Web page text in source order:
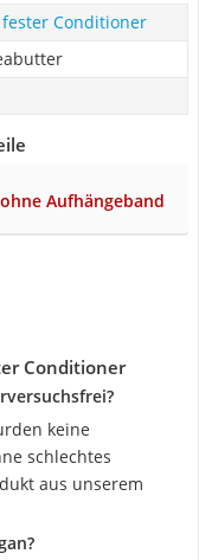
Conditioner
ohne Aufhängeband
Conditioner
keine
schlechtes
aus unserem